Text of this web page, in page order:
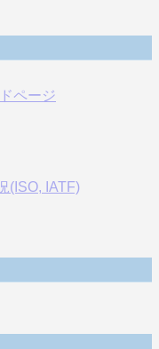
ページ
(ISO, IATF)